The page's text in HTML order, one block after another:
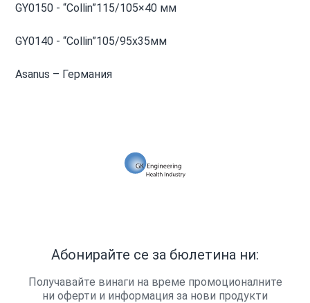
GY0150 - “Collin”115/105×40 мм
GY0140 - “Collin”105/95x35мм
Asanus – Германия
Абонирайте се за бюлетина ни:
Получавайте винаги на време промоционалните
ни оферти и информация за нови продукти